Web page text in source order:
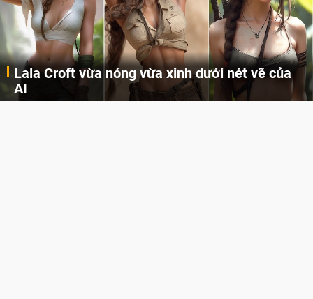
Lala Croft vừa nóng vừa xinh dưới nét vẽ của
AI